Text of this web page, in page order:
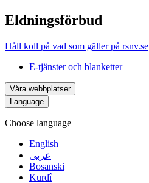
Eldningsförbud
Håll koll på vad som gäller på rsnv.se
E-tjänster och blanketter
Våra webbplatser
Language
Choose language
English
عربى
Bosanski
Kurdî